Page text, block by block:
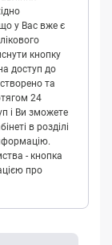
у Вас вже є
кнопку
доступ до
та
24
і Ви зможете
в розділі
- кнопка
про